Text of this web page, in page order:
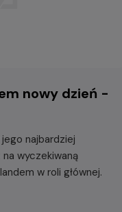
nowy dzień -
najbardziej
wyczekiwaną
w roli głównej.